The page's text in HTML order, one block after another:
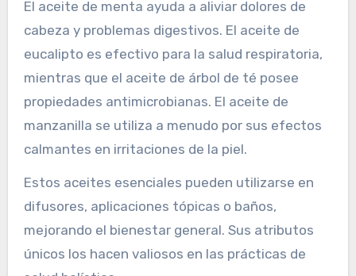
ofrecen varios beneficios, incluyendo alivio del
dolor, propiedades antiinflamatorias y reducción
del estrés.
El aceite de lavanda es conocido por sus
efectos calmantes y puede ayudar en el sueño.
El aceite de menta ayuda a aliviar dolores de
eucalipto es efectivo para la salud respiratoria,
mientras que el aceite de árbol de té posee
propiedades antimicrobianas. El aceite de
manzanilla se utiliza a menudo por sus efectos